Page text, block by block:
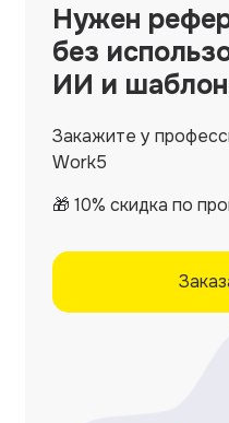
Нужен
без
ИИ и
Закажите у
Work5
🎁 10% скидка по